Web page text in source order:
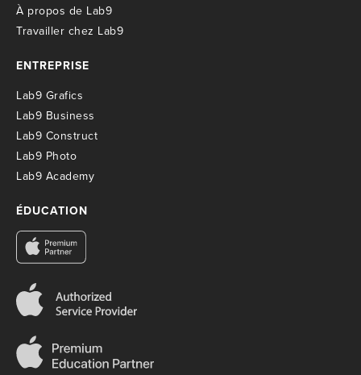
À propos de Lab9
Travailler chez Lab9
ENTREPRISE
Lab9 Grafics
Lab9 Business
Lab9 Construct
Lab9 Photo
Lab9 Academy
ÉDUCATION